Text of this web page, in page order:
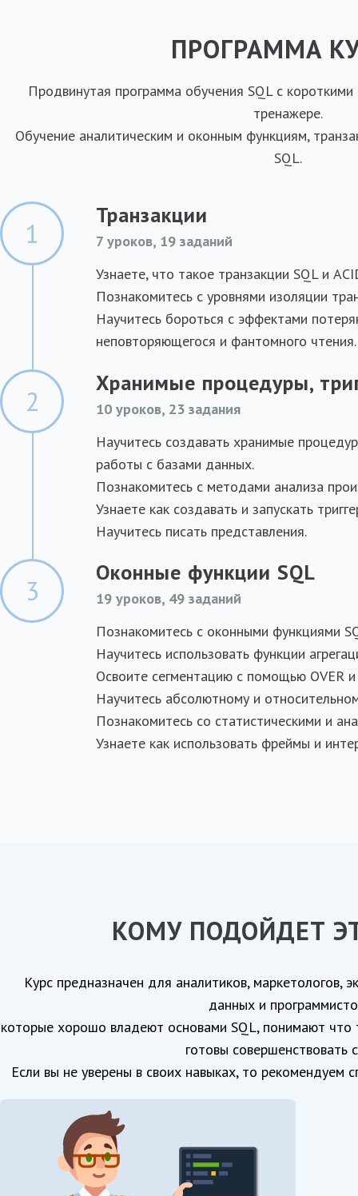
ПРОГРАММА
Продвинутая программа обучения SQL с
тренажере.
Обучение аналитическим и оконным функциям,
SQL.
1
Транзакции
7 уроков, 19 заданий
Узнаете, что такое транзакции SQL и
Познакомитесь с уровнями изоляции
Научитесь бороться с эффектами
неповторяющегося и фантомного чтения.
2
Хранимые процедуры,
10 уроков, 23 задания
Научитесь создавать хранимые
работы с базами данных.
Познакомитесь с методами анализа
Узнаете как создавать и запускать
Научитесь писать представления.
3
Оконные функции SQL
19 уроков, 49 заданий
Познакомитесь с оконными функциями
Научитесь использовать функции
Освоите сегментацию с помощью OVER и
Научитесь абсолютному и
Познакомитесь со статистическими и
Узнаете как использовать фреймы и
КОМУ ПОДОЙДЕТ
Курс предназначен для аналитиков, маркетологов,
данных и
которые хорошо владеют основами SQL, понимают что
готовы совершенствовать
Если вы не уверены в своих навыках, то рекомендуем